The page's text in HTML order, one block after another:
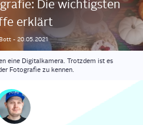
Die wich­tigs­ten
erklärt
- 20.05.2021
eine Digitalkamera. Trotzdem ist es
Fotografie zu kennen.